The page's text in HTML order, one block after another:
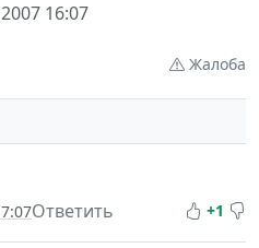
16:07
Жалоба
Ответить +1